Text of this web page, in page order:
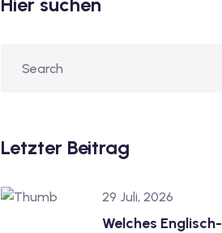
Letzter Beitrag
29 Juli, 2026
Welches Englisch-